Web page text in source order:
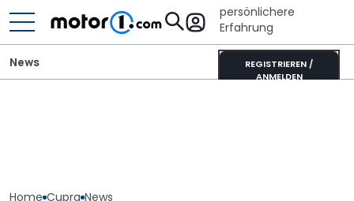
persönlichere
Erfahrung
REGISTRIEREN /
ANMELDEN
News
Home Cupra News